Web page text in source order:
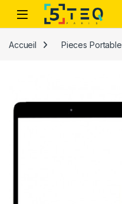
Passer à la navigation
Aller au contenu
Accueil Pieces Portable